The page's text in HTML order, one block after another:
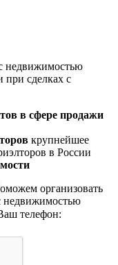
недвижимостью
сделках с
в сфере продажи
крупнейшее
в России
организовать
недвижимостью
телефон: